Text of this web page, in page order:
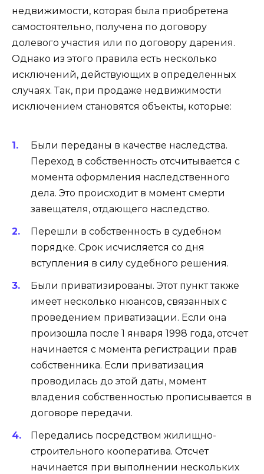
недвижимости, которая была приобретена
самостоятельно, получена по договору
долевого участия или по договору дарения.
Однако из этого правила есть несколько
исключений, действующих в определенных
случаях. Так, при продаже недвижимости
исключением становятся объекты, которые:
Были переданы в качестве наследства.
Переход в собственность отсчитывается с
момента оформления наследственного
дела. Это происходит в момент смерти
завещателя, отдающего наследство.
Перешли в собственность в судебном
порядке. Срок исчисляется со дня
вступления в силу судебного решения.
Были приватизированы. Этот пункт также
имеет несколько нюансов, связанных с
проведением приватизации. Если она
произошла после 1 января 1998 года, отсчет
начинается с момента регистрации прав
собственника. Если приватизация
проводилась до этой даты, момент
владения собственностью прописывается в
договоре передачи.
Передались посредством жилищно-
строительного кооператива. Отсчет
начинается при выполнении нескольких